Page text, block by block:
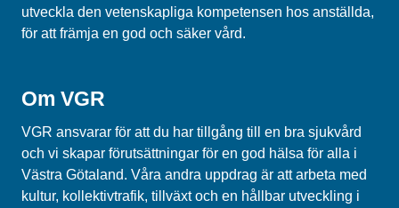
utveckla den vetenskapliga kompetensen hos anställda,
för att främja en god och säker vård.
Om VGR
VGR ansvarar för att du har tillgång till en bra sjukvård
och vi skapar förutsättningar för en god hälsa för alla i
Västra Götaland. Våra andra uppdrag är att arbeta med
kultur, kollektivtrafik, tillväxt och en hållbar utveckling i